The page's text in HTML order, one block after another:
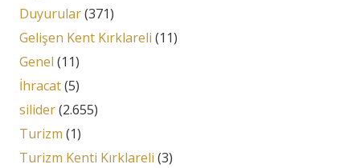
Duyurular(371)
Gelişen Kent Kırklareli (11)
Genel (11)
İhracat(5)
silider(2.655)
Turizm (1)
Turizm Kenti Kırklareli (3)